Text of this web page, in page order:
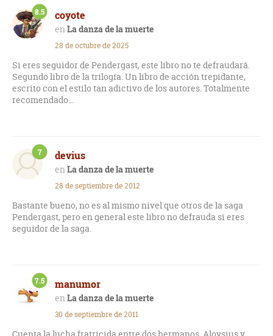
coyote
La danza de la muerte
8.5
28 de octubre de 2025
Si eres seguidor de Pendergast, este libro no te defraudará.
Segundo libro de la trilogía. Un libro de acción trepidante,
escrito con el estilo tan adictivo de los autores. Totalmente
recomendado...
devius
La danza de la muerte
7
28 de septiembre de 2012
Bastante bueno, no es al mismo nivel que otros de la saga
Pendergast, pero en general este libro no defrauda si eres
seguidor de la saga.
manumor
La danza de la muerte
7.5
30 de septiembre de 2011